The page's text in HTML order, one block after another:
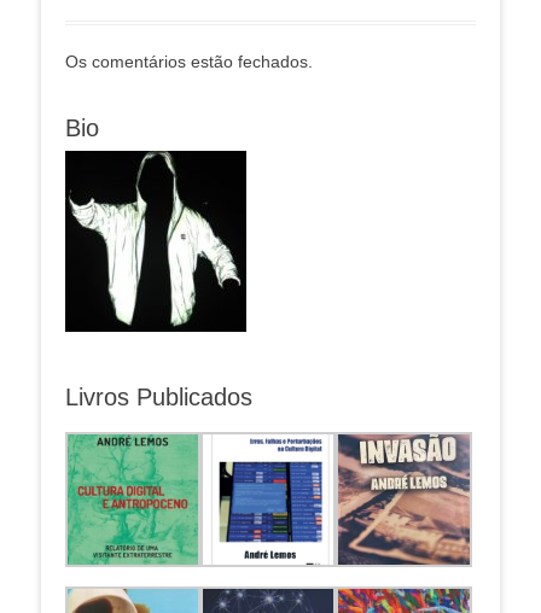
Os comentários estão fechados.
Bio
Livros Publicados